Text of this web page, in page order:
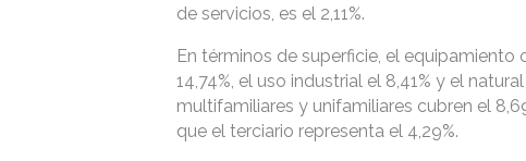
de servicios, es el 2,11%.
En términos de superficie, el equipamiento
14,74%, el uso industrial el 8,41% y el
multifamiliares y unifamiliares cubren el
que el terciario representa el 4,29%.